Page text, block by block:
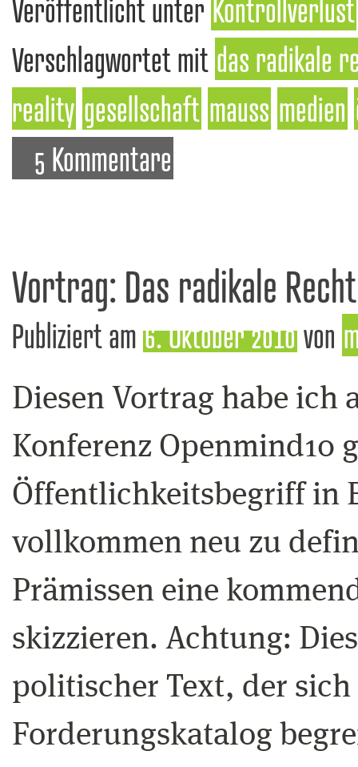
Veröffentlicht unter Kontrollverlust
Verschlagwortet mit das radikale
reality gesellschaft mauss medien
5 Kommentare
Vortrag: Das radikale
Publiziert am 6. Oktober 2010von
Diesen Vortrag habe ich
Konferenz Openmind10
Öffentlichkeitsbegriff in
vollkommen neu zu
Prämissen eine
skizzieren. Achtung:
politischer Text, der
Forderungskatalog